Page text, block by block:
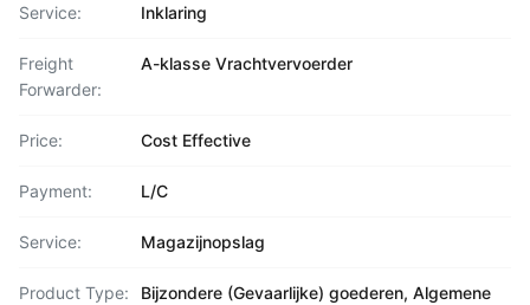
Service: Inklaring
Freight
Forwarder:
A-klasse Vrachtvervoerder
Price: Cost Effective
Payment: L/C
Service: Magazijnopslag
Product Type:
Bijzondere (Gevaarlijke) goederen, Algemene